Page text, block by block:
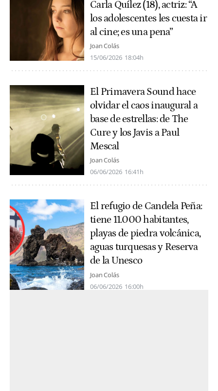
Carla Quílez (18), actriz: “A
los adolescentes les cuesta ir
al cine; es una pena”
Joan Colás
15/06/2026 18:04h
El Primavera Sound hace
olvidar el caos inaugural a
base de estrellas: de The
Cure y los Javis a Paul
Mescal
Joan Colás
06/06/2026 16:41h
El refugio de Candela Peña:
tiene 11.000 habitantes,
playas de piedra volcánica,
aguas turquesas y Reserva
de la Unesco
Joan Colás
06/06/2026 16:00h